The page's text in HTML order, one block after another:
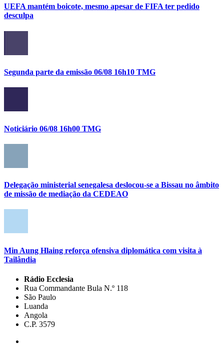
UEFA mantém boicote, mesmo apesar de FIFA ter pedido
desculpa
Segunda parte da emissão 06/08 16h10 TMG
Noticiário 06/08 16h00 TMG
Delegação ministerial senegalesa deslocou-se a Bissau no âmbito
de missão de mediação da CEDEAO
Min Aung Hlaing reforça ofensiva diplomática com visita à
Tailândia
Rádio Ecclesia
Rua Commandante Bula N.º 118
São Paulo
Luanda
Angola
C.P. 3579